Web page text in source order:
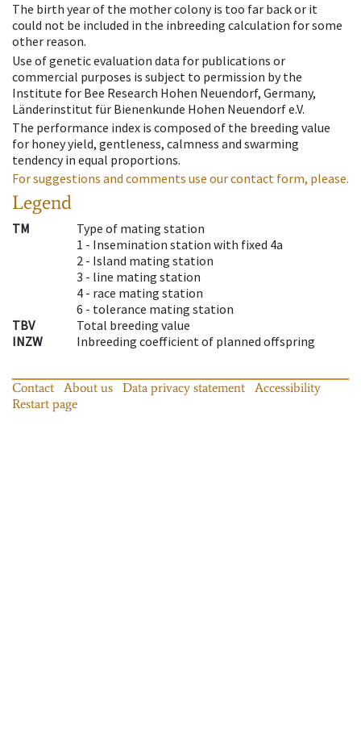
The birth year of the mother colony is too far back or it
could not be included in the inbreeding calculation for some
other reason.
Use of genetic evaluation data for publications or
commercial purposes is subject to permission by the
Institute for Bee Research Hohen Neuendorf, Germany,
Länderinstitut für Bienenkunde Hohen Neuendorf e.V.
The performance index is composed of the breeding value
for honey yield, gentleness, calmness and swarming
tendency in equal proportions.
For suggestions and comments use our contact form, please.
Legend
TM
Type of mating station
1 - Insemination station with fixed 4a
2 - Island mating station
3 - line mating station
4 - race mating station
6 - tolerance mating station
TBV
Total breeding value
INZW
Inbreeding coefficient of planned offspring
Contact About us Data privacy statement
Accessibility
Restart page